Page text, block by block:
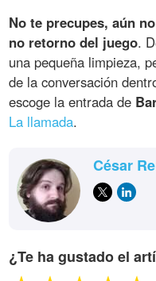
No te precupes, aún
no retorno del juego.
una pequeña limpieza,
de la conversación
escoge la entrada de
La llamada.
César
¿Te ha gustado el